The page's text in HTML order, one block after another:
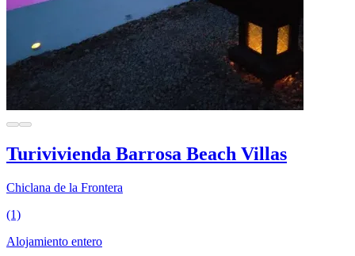
Turivivienda Barrosa Beach Villas
Chiclana de la Frontera
(1)
Alojamiento entero